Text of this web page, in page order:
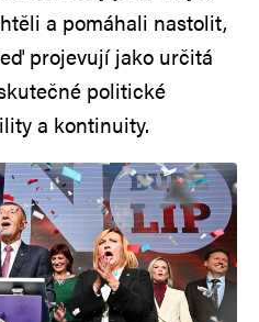
a pomáhali nastolit,
projevují jako určitá
politické
a kontinuity.